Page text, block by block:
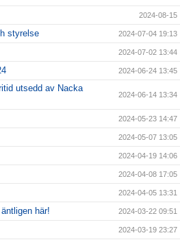
2024-08-15
styrelse 2024-07-04 19:13
2024-07-02 13:44
2024-06-24 13:45
utsedd av Nacka
2024-06-14 13:34
2024-05-23 14:47
2024-05-07 13:05
2024-04-19 14:06
2024-04-08 17:05
2024-04-05 13:31
här! 2024-03-22 09:51
2024-03-19 23:27